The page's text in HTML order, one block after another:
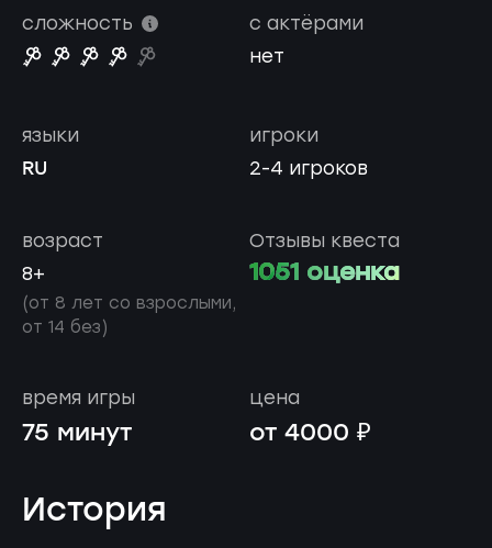
сложность
с актёрами
нет
игроки
2-4 игроков
языки
RU
возраст
8+
(от 8 лет со взрослыми,
от 14 без)
Отзывы квеста
1051 оценка
время игры
75 минут
цена
от 4000 ₽
История